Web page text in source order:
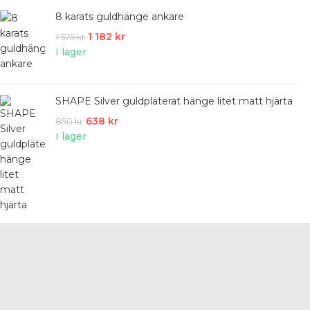
8 karats guldhänge ankare
1 575kr 1 182 kr
I lager
SHAPE Silver guldpläterat hänge litet matt hjärta
850kr 638 kr
I lager